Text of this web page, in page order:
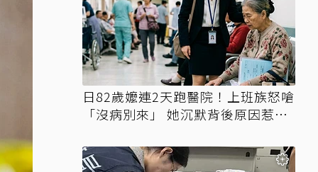
日82歲嬤連2天跑醫院！上班族怒嗆
「沒病別來」 她沉默背後原因惹鼻